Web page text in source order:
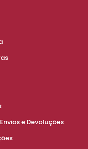
e Devoluções